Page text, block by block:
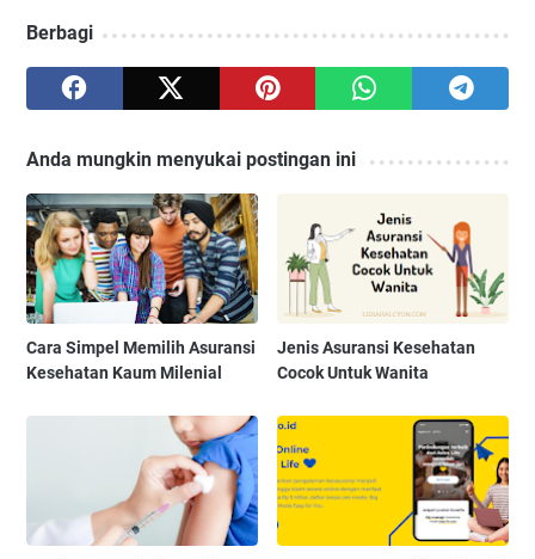
Berbagi
Anda mungkin menyukai postingan ini
Cara Simpel Memilih Asuransi
Kesehatan Kaum Milenial
Jenis Asuransi Kesehatan
Cocok Untuk Wanita